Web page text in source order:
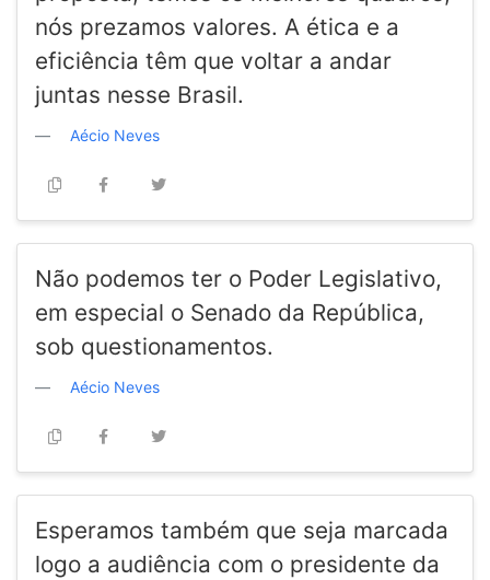
nós prezamos valores. A ética e a
eficiência têm que voltar a andar
juntas nesse Brasil.
Aécio Neves
Não podemos ter o Poder Legislativo,
em especial o Senado da República,
sob questionamentos.
Aécio Neves
Esperamos também que seja marcada
logo a audiência com o presidente da